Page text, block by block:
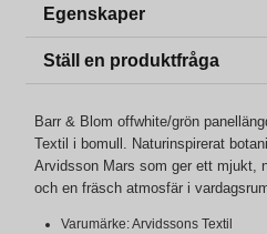
Egenskaper
Ställ en produktfråga
Barr & Blom offwhite/grön
Textil i bomull. Naturinspirerat
Arvidsson Mars som ger ett mjukt,
och en fräsch atmosfär i
Varumärke: Arvidssons Textil